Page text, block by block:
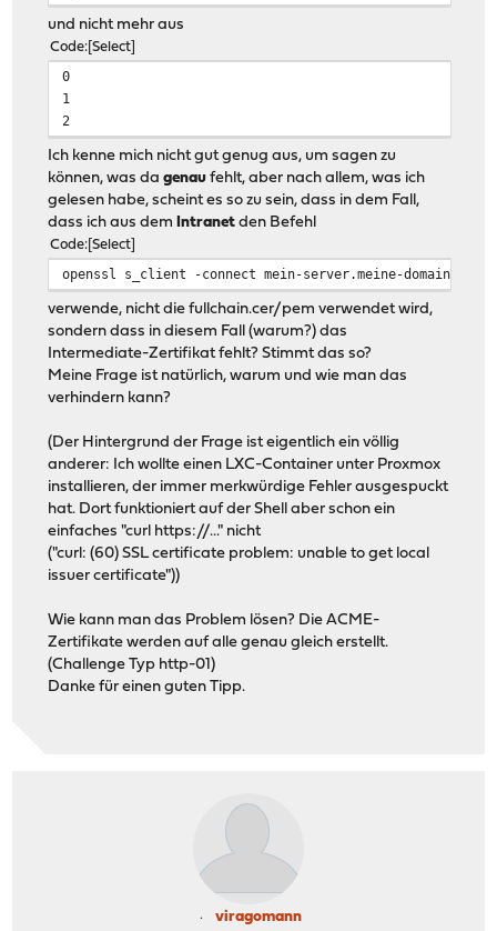
und nicht mehr aus
Code Select
0
1
2
Ich kenne mich nicht gut genug aus, um sagen zu
können, was dagenau fehlt, aber nach allem, was ich
gelesen habe, scheint es so zu sein, dass in dem Fall,
dass ich aus demIntranet den Befehl
Code Select
openssl s_client -connect mein-server.meine-
verwende, nicht die fullchain.cer/pem verwendet wird,
sondern dass in diesem Fall (warum?) das
Intermediate-Zertifikat fehlt? Stimmt das so?
Meine Frage ist natürlich, warum und wie man das
verhindern kann?
(Der Hintergrund der Frage ist eigentlich ein völlig
anderer: Ich wollte einen LXC-Container unter Proxmox
installieren, der immer merkwürdige Fehler ausgespuckt
hat. Dort funktioniert auf der Shell aber schon ein
einfaches "curl https://..." nicht
("curl: (60) SSL certificate problem: unable to get local
issuer certificate"))
Wie kann man das Problem lösen? Die ACME-
Zertifikate werden auf alle genau gleich erstellt.
(Challenge Typ http-01)
Danke für einen guten Tipp.
viragomann